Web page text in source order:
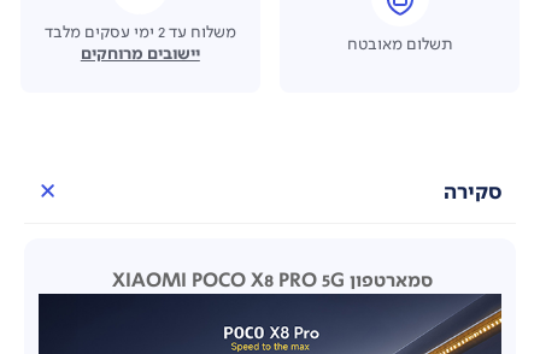
תשלום מאובטח
משלוח עד 2 ימי עסקים מלבד
יישובים מרוחקים
סקירה
סמארטפון XIAOMI POCO X8 PRO 5G